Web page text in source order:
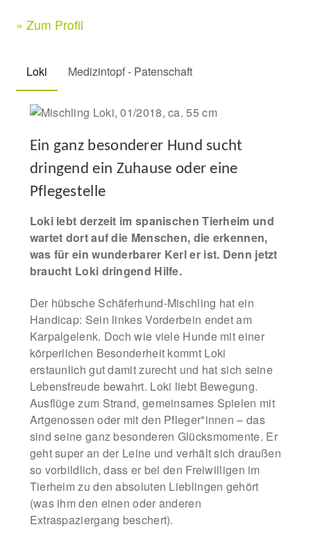
Kontakt & Rechtliches
Facebook
Instagram
» Zum Profil
Loki Medizintopf - Patenschaft
Ein ganz besonderer Hund sucht
dringend ein Zuhause oder eine
Pflegestelle
Loki lebt derzeit im spanischen Tierheim und
wartet dort auf die Menschen, die erkennen,
was für ein wunderbarer Kerl er ist. Denn jetzt
braucht Loki dringend Hilfe.
Der hübsche Schäferhund-Mischling hat ein
Handicap: Sein linkes Vorderbein endet am
Karpalgelenk. Doch wie viele Hunde mit einer
körperlichen Besonderheit kommt Loki
erstaunlich gut damit zurecht und hat sich seine
Lebensfreude bewahrt. Loki liebt Bewegung.
Ausflüge zum Strand, gemeinsames Spielen mit
Artgenossen oder mit den Pfleger*innen – das
sind seine ganz besonderen Glücksmomente. Er
geht super an der Leine und verhält sich draußen
so vorbildlich, dass er bei den Freiwilligen im
Tierheim zu den absoluten Lieblingen gehört
(was ihm den einen oder anderen
Extraspaziergang beschert).